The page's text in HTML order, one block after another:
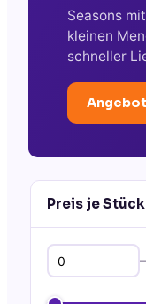
Seasons
kleinen
schneller
Preis je Stück
–